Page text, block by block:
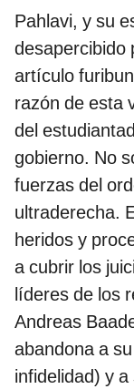
Pahlavi, y su
desapercibido
artículo
razón de esta
del
gobierno. No
fuerzas del
ultraderecha.
heridos y
a cubrir los
líderes de los
Andreas
abandona a
infidelidad) y